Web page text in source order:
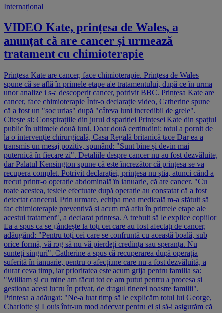
Internațional
VIDEO Kate, prințesa de Wales, a
anunțat că are cancer și urmează
tratament cu chimioterapie
Prințesa Kate are cancer, face chimioterapie. Prințesa de Wales
spune că se află în primele etape ale tratamentului, după ce în urma
unor analize i s-a descoperit cancer, potrivit BBC. Prințesa Kate are
cancer, face chimioterapie Într-o declarație video, Catherine spune
că a fost un "șoc uriaș" după "câteva luni incredibil de grele".
Citește și: Conspirațiile din jurul dispariției Prințesei Kate din spațiul
public în ultimele două luni. Doar două certitudini: totul a pornit de
la o intervenție chirurgicală, Casa Regală britanică tace Dar ea a
transmis un mesaj pozitiv, spunând: "Sunt bine și devin mai
puternică în fiecare zi". Detaliile despre cancer nu au fost dezvăluite,
dar Palatul Kensington spune că este încrezător că prințesa se va
recupera complet. Potrivit declarației, prințesa nu știa, atunci când a
trecut printr-o operație abdominală în ianuarie, că are cancer. "Cu
toate acestea, testele efectuate după operație au constatat că a fost
detectat cancerul. Prin urmare, echipa mea medicală m-a sfătuit să
fac chimioterapie preventivă și acum mă aflu în primele etape ale
acestui tratament", a declarat prințesa. A trebuit să le explice copiilor
Ea a spus că se gândește la toți cei care au fost afectați de cancer,
adăugând: "Pentru toți cei care se confruntă cu această boală, sub
orice formă, vă rog să nu vă pierdeți credința sau speranța. Nu
sunteți singuri". Catherine a spus că recuperarea după operația
suferită în ianuarie, pentru o afecțiune care nu a fost dezvăluită, a
durat ceva timp, iar prioritatea este acum grija pentru familia sa:
"William și cu mine am făcut tot ce am putut pentru a procesa și
gestiona acest lucru în privat, de dragul tinerei noastre familii".
Prințesa a adăugat: "Ne-a luat timp să le explicăm totul lui George,
Charlotte și Louis într-un mod adecvat pentru ei și să-i asigurăm că